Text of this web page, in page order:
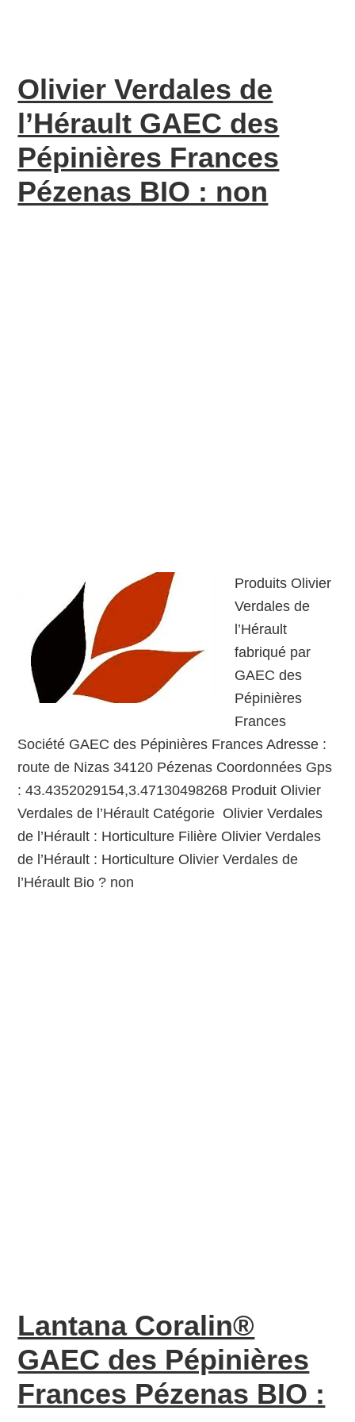
Olivier Verdales de
l’Hérault GAEC des
Pépinières Frances
Pézenas BIO : non
Produits Olivier
Verdales de
l’Hérault
fabriqué par
GAEC des
Pépinières
Frances
Société GAEC des Pépinières Frances Adresse :
route de Nizas 34120 Pézenas Coordonnées Gps
: 43.4352029154,3.47130498268 Produit Olivier
Verdales de l’Hérault Catégorie Olivier Verdales
de l’Hérault : Horticulture Filière Olivier Verdales
de l’Hérault : Horticulture Olivier Verdales de
l’Hérault Bio ? non
Lantana Coralin®
GAEC des Pépinières
Frances Pézenas BIO :